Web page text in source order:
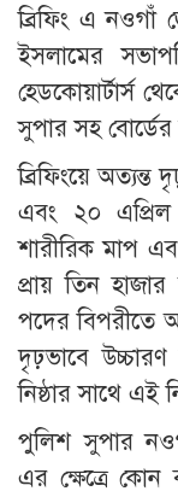
ব্রিফিং এ নওগাঁ
ইসলামের
হেডকোয়ার্টার্স
সুপার সহ
ব্রিফিংয়ে
এবং ২০ এপ্রিল
শারীরিক মাপ
প্রায় তিন
পদের বিপরীতে
দৃঢ়ভাবে
নিষ্ঠার সাথে এই
পুলিশ সুপার
এর ক্ষেত্রে কোন